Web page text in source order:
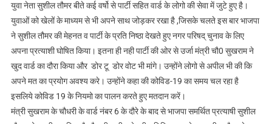
युवा नेता सुशील तौमर बीते कई वर्षो से पार्टी सहित वार्ड के लोगो की सेवा में जुटे हुए है।
युवाओं को खेलों के माध्यम से भी अपने साथ जोड़कर रखा है ,जिसके चलते इस बार भाजपा
ने सुशील तौमर की मेहनत व पार्टी के प्रति निष्ठा देखते हुए नगर परिषद् चुनाव के लिए
अपना प्रत्याशी घोषित किया। इतना ही नही पार्टी की ओर से उर्जा मंत्री चौ0 सुखराम ने
खुद वार्ड का दौरा किया और डोर टू डोर वोट भी मांगे। उन्होंने लोगो से अपील भी की कि
अपने मत का प्रयोग अवश्य करे। उन्होंने कहा की कोविड-19 का समय चल रहा है
इसलिये कोविड 19 के नियमो का पालन करते हुए मतदान करें।
मंत्री सुखराम के चौधरी के वार्ड नंबर 6 के दौरे के बाद से भाजपा समर्थित प्रत्याषी सुशील